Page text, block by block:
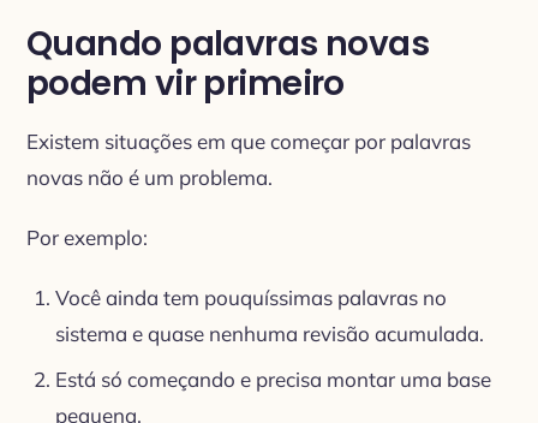
Quando palavras novas
podem vir primeiro
Existem situações em que começar por palavras
novas não é um problema.
Por exemplo:
Você ainda tem pouquíssimas palavras no
sistema e quase nenhuma revisão acumulada.
Está só começando e precisa montar uma base
pequena.